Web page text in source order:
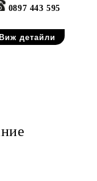
0897 443 595
детайли